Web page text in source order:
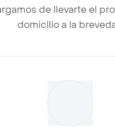
de llevarte el
domicilio a la